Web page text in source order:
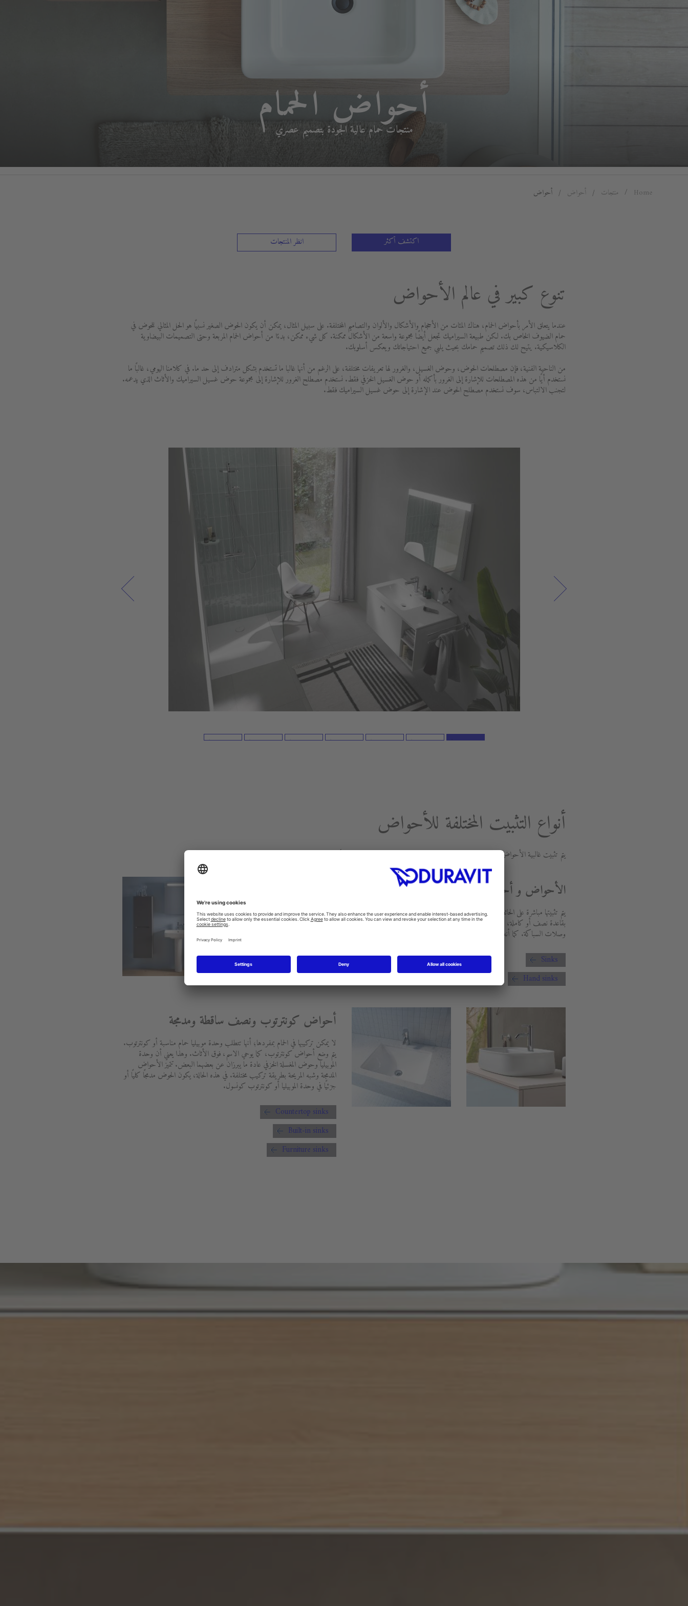
أحواض الحمام
منتجات حمام عالية الجودة بتصميم عصري
Home منتجات أحواض أحواض
اكتشف أكثر انظر المنتجات
تنوع كبير في عالم الأحواض
عندما يتعلق الأمر بأحواض الحمام، هناك المئات من الأحجام والأشكال والألوان والتصاميم المختلفة. على سبيل المثال، يمكن أن يكون الحوض الصغير نسبيًا هو الحل المثالي للحوض في
حمام الضيوف الخاص بك. لكن طبيعة السيراميك تجعل أيضًا مجموعة واسعة من الأشكال ممكنة. كل شيء ممكن، بدءًا من أحواض الحمام المربعة وحتى التصميمات البيضاوية
الكلاسيكية. يتيح لك ذلك تصميم حمامك بحيث يلبي جميع احتياجاتك ويعكس أسلوبك.
من الناحية الفنية، فإن مصطلحات الحوض، وحوض الغسيل، والغرور لها تعريفات مختلفة، على الرغم من أنها غالبا ما تستخدم بشكل مترادف إلى حد ما. في كلامنا اليومي، غالبًا ما
نستخدم أيًا من هذه المصطلحات للإشارة إلى الغرور بأكمله أو حوض الغسيل الخزفي فقط. نستخدم مصطلح الغرور للإشارة إلى مجموعة حوض غسيل السيراميك والأثاث الذي يدعمه.
لتجنب الالتباس، سوف نستخدم مصطلح الحوض عند الإشارة إلى حوض غسيل السيراميك فقط.
أنواع التثبيت المختلفة للأحواض
يتم تثبيت غالبية الأحواض في الحمامات على الحائط، مما يضمن دعمها بشكل كافٍ في جميع الأوقات.
الأحواض و أحواض اليدين
يتم تثبيتها مباشرة على الحائط أو يمكن أن يكون لها مظهر واقف إذا كانت مدعومة
بقاعدة نصف أو كاملة، على سبيل المثال. الغرض الرئيسي من القاعدة هو إخفاء
وصلات السباكة. كما أنه يساعد على تسهيل عملية التنظيف.
Sinks
Hand sinks
أحواض كونترتوب ونصف ساقطة ومدمجة
لا يمكن تركيبها في الحمام بمفردها؛ أنها تتطلب وحدة موبيليا حمام مناسبة أو كونترتوب.
يتم وضع أحواض كونترتوب، كما يوحي الاسم، فوق الأثاث. وهذا يعني أن وحدة
الموبيليا وحوض المغسلة الخزفي عادة ما يبرزان عن بعضهما البعض. تتميز الأحواض
المدمجة وشبه المريحة بطريقة تركيب مختلفة. في هذه الحالة، يكون الحوض مدمجًا كليًا أو
جزئيًا في وحدة الموبيليا أو كونترتوب كونسول.
Countertop sinks
Built-in sinks
Furniture sinks